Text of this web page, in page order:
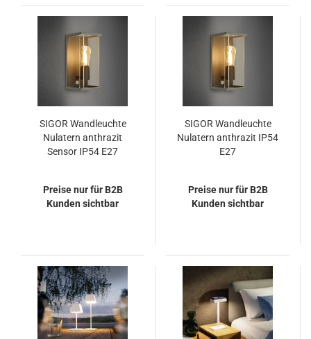
SIGOR Wandleuchte
Nulatern anthrazit
Sensor IP54 E27
Preise nur für B2B
Kunden sichtbar
SIGOR Wandleuchte
Nulatern anthrazit IP54
E27
Preise nur für B2B
Kunden sichtbar